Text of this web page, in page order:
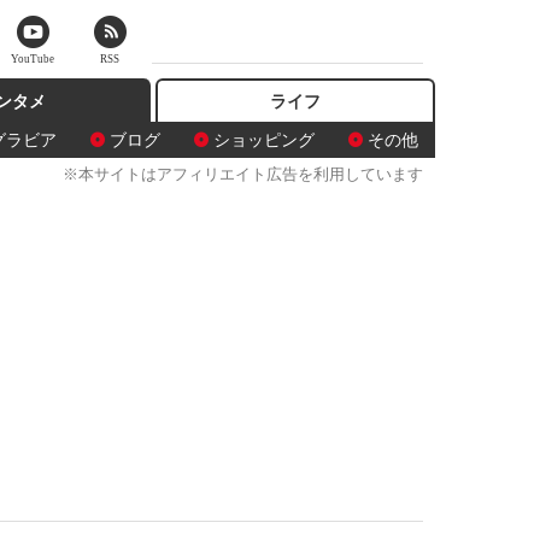
タメ
ラビア ブログ ショッピング その他
ライフ
※本サイトはアフィリエイト広告を利用しています
YouTube RSS